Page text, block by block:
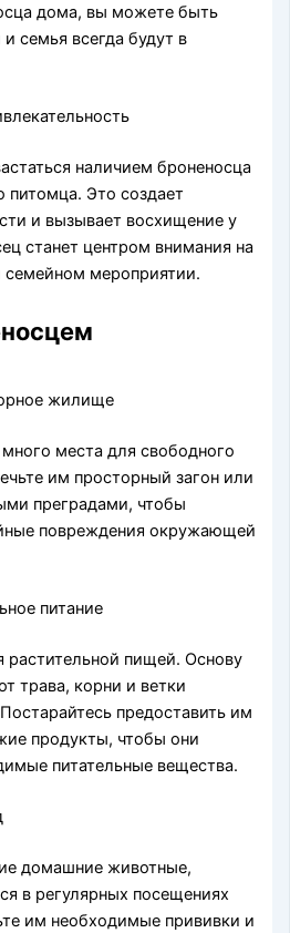
дома, вы можете быть
семья всегда будут в
наличием броненосца
питомца. Это создает
и вызывает восхищение у
станет центром внимания на
мероприятии.
жилище
места для свободного
им просторный загон или
преградами, чтобы
повреждения окружающей
питание
растительной пищей. Основу
трава, корни и ветки
предоставить им
продукты, чтобы они
питательные вещества.
домашние животные,
в регулярных посещениях
им необходимые прививки и